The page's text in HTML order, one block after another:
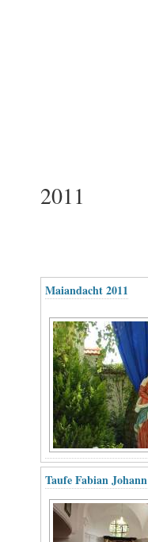
2011
Maiandacht 2011
Taufe Fabian Johann